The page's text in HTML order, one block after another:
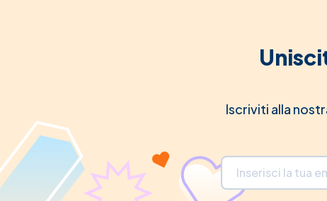
Iscriviti alla
Indirizzo email